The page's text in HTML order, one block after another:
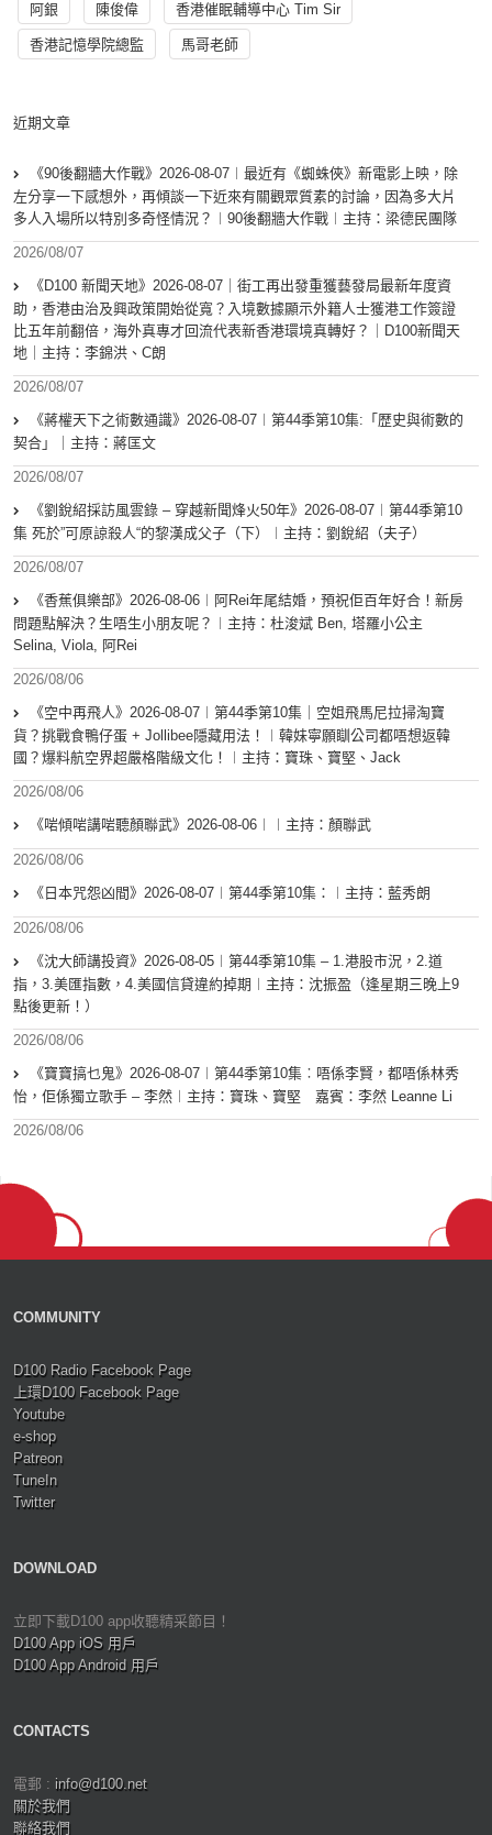
阿銀 陳俊偉 香港催眠輔導中心 Tim Sir
香港記憶學院總監 馬哥老師
近期文章
《90後翻牆大作戰》2026-08-07︱最近有《蜘蛛俠》新電影上映，除
左分享一下感想外，再傾談一下近來有關觀眾質素的討論，因為多大片
多人入場所以特別多奇怪情況？︱90後翻牆大作戰︱主持：梁德民團隊
2026/08/07
《D100 新聞天地》2026-08-07｜街工再出發重獲藝發局最新年度資
助，香港由治及興政策開始從寬？入境數據顯示外籍人士獲港工作簽證
比五年前翻倍，海外真專才回流代表新香港環境真轉好？｜D100新聞天
地｜主持：李錦洪、C朗
2026/08/07
《蔣權天下之術數通識》2026-08-07︱第44季第10集:「歴史與術數的
契合」｜主持：蔣匡文
2026/08/07
《劉銳紹採訪風雲錄 – 穿越新聞烽火50年》2026-08-07︱第44季第10
集 死於”可原諒殺人“的黎漢成父子（下）︱主持：劉銳紹（夫子）
2026/08/07
《香蕉俱樂部》2026-08-06︱阿Rei年尾結婚，預祝佢百年好合！新房
問題點解決？生唔生小朋友呢？︱主持：杜浚斌 Ben, 塔羅小公主
Selina, Viola, 阿Rei
2026/08/06
《空中再飛人》2026-08-07︱第44季第10集｜空姐飛馬尼拉掃淘寶
貨？挑戰食鴨仔蛋 + Jollibee隱藏用法！︱韓妹寧願瞓公司都唔想返韓
國？爆料航空界超嚴格階級文化！︱主持：寶珠、寶堅、Jack
2026/08/06
《啱傾啱講啱聽顏聯武》2026-08-06︱︱主持：顏聯武
2026/08/06
《日本咒怨凶間》2026-08-07︱第44季第10集：︱主持：藍秀朗
2026/08/06
《沈大師講投資》2026-08-05︱第44季第10集 – 1.港股市況，2.道
指，3.美匯指數，4.美國信貸違約掉期︱主持：沈振盈（逢星期三晚上9
點後更新！）
2026/08/06
《寶寶搞乜鬼》2026-08-07︱第44季第10集︰唔係李賢，都唔係林秀
怡，佢係獨立歌手 – 李然︱主持：寶珠、寶堅 嘉賓：李然 Leanne Li
2026/08/06
COMMUNITY
D100 Radio Facebook Page
上環D100 Facebook Page
Youtube
e-shop
Patreon
TuneIn
Twitter
DOWNLOAD
立即下載D100 app收聽精采節目！
D100 App iOS 用戶
D100 App Android 用戶
CONTACTS
電郵 : info@d100.net
關於我們
聯絡我們